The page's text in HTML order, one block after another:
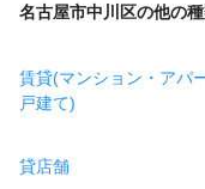
名古屋市中川区の他の
賃貸(マンション・アパ
戸建て)
貸店舗